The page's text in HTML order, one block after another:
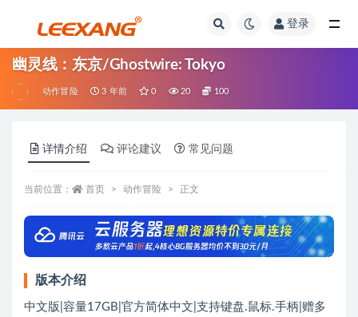
登录
幽灵线：东京/Ghostwire: Tokyo
动作冒险 3 年前 0 20 100
详情介绍 评论建议 常见问题
当前位置： 首页 动作冒险 正文
版本介绍
中文版|容量17GB|官方简体中文|支持键盘.鼠标.手柄|赠多